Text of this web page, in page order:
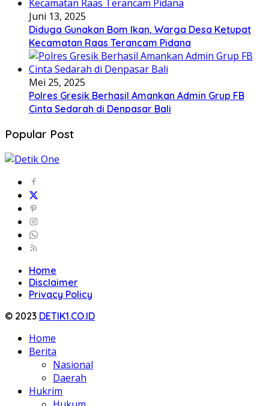
Juni 13, 2025
Diduga Gunakan Bom Ikan, Warga Desa Ketupat
Kecamatan Raas Terancam Pidana
Mei 25, 2025
Polres Gresik Berhasil Amankan Admin Grup FB
Cinta Sedarah di Denpasar Bali
Popular Post
Home
Disclaimer
Privacy Policy
© 2023 DETIK1.CO.ID
Home
Berita
Nasional
Daerah
Hukrim